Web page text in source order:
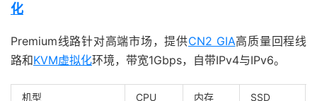
化
Premium线路针对高端市场，提供CN2 GIA高质量回程线
路和KVM虚拟化环境，带宽1Gbps，自带IPv4与IPv6。
机型 CPU 内存 SSD